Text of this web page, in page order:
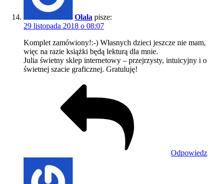
Olala pisze:
29 listopada 2018 o 08:07
Komplet zamówiony!:-) Własnych dzieci jeszcze nie mam,
więc na razie książki będą lekturą dla mnie.
Julia świetny sklep internetowy – przejrzysty, intuicyjny i o
świetnej szacie graficznej. Gratuluję!
Odpowiedz